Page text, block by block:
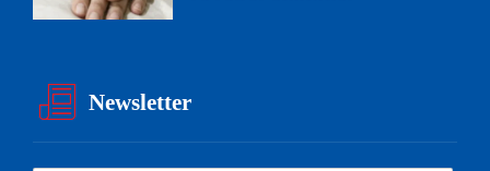
Newsletter